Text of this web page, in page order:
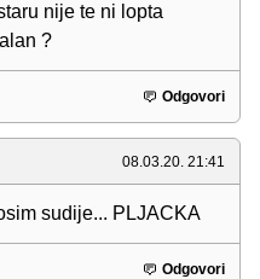
nije te ni lopta
?
Odgovori
08.03.20. 21:41
sudije... PLJACKA
Odgovori